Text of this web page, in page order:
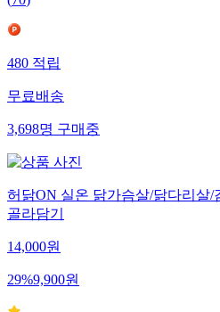
(70)
480적립
무료배송
3,698명구매중
허닭ON 실온 닭가슴살/닭다리살/
골라담기
14,000원
29%9,900원